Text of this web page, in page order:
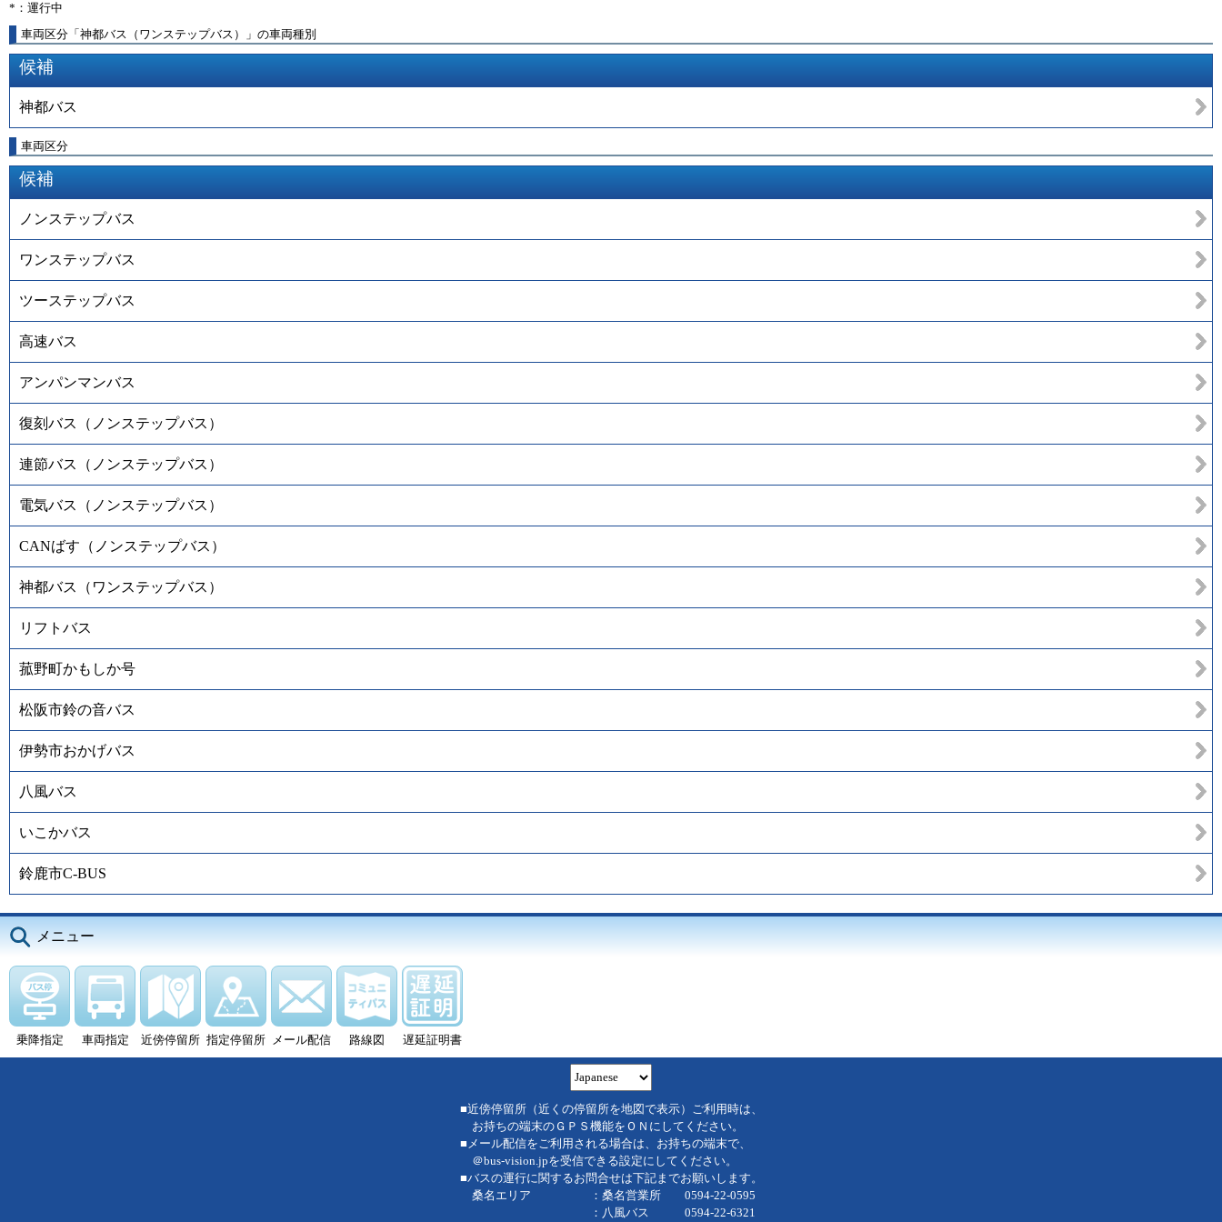
*：運行中
車両区分「神都バス（ワンステップバス）」の車両種別
候補
神都バス
車両区分
候補
ノンステップバス
ワンステップバス
ツーステップバス
高速バス
アンパンマンバス
復刻バス（ノンステップバス）
連節バス（ノンステップバス）
電気バス（ノンステップバス）
CANばす（ノンステップバス）
神都バス（ワンステップバス）
リフトバス
菰野町かもしか号
松阪市鈴の音バス
伊勢市おかげバス
八風バス
いこかバス
鈴鹿市C-BUS
メニュー
乗降指定 車両指定 近傍停留所 指定停留所 メール配信 路線図 遅延証明書
■近傍停留所（近くの停留所を地図で表示）ご利用時は、
お持ちの端末のＧＰＳ機能をＯＮにしてください。
■メール配信をご利用される場合は、お持ちの端末で、
＠bus-vision.jpを受信できる設定にしてください。
■バスの運行に関するお問合せは下記までお願いします。
桑名エリア ：桑名営業所 0594-22-0595
：八風バス 0594-22-6321